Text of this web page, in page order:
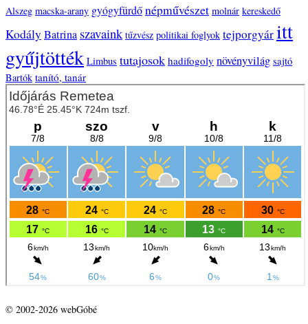
Alszeg macska-arany gyógyfürdőnépművészet molnár kereskedő
KodályBatrina szavaink tűzvész politikai foglyok tejporgyáritt
gyűjtötték Limbus tutajosok hadifogoly növényvilág sajtó
Bartók tanító, tanár
© 2002-2026 webGóbé